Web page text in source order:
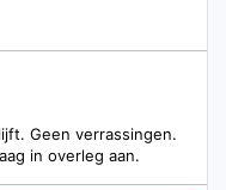
Geen verrassingen.
in overleg aan.